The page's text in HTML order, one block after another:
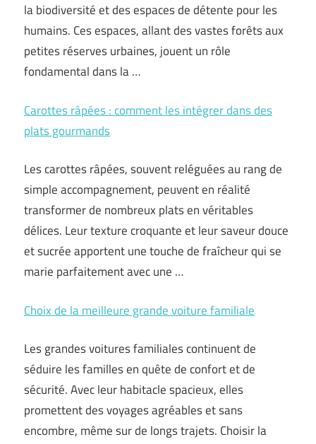
la biodiversité et des espaces de détente pour les
humains. Ces espaces, allant des vastes forêts aux
petites réserves urbaines, jouent un rôle
fondamental dans la …
Carottes râpées : comment les intégrer dans des
plats gourmands
Les carottes râpées, souvent reléguées au rang de
simple accompagnement, peuvent en réalité
transformer de nombreux plats en véritables
délices. Leur texture croquante et leur saveur douce
et sucrée apportent une touche de fraîcheur qui se
marie parfaitement avec une …
Choix de la meilleure grande voiture familiale
Les grandes voitures familiales continuent de
séduire les familles en quête de confort et de
sécurité. Avec leur habitacle spacieux, elles
promettent des voyages agréables et sans
encombre, même sur de longs trajets. Choisir la